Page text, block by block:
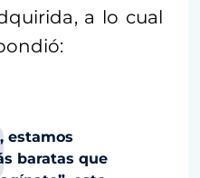
a lo cual
estamos
baratas que